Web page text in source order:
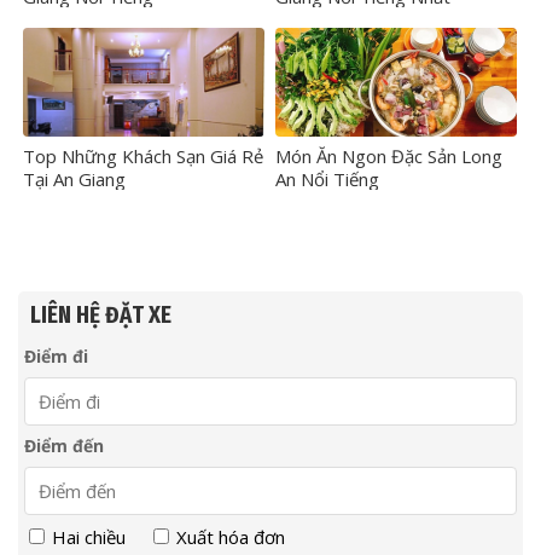
Top Những Khách Sạn Giá Rẻ
Tại An Giang
Món Ăn Ngon Đặc Sản Long
An Nổi Tiếng
LIÊN HỆ ĐẶT XE
Điểm đi
Điểm đến
Hai chiều Xuất hóa đơn